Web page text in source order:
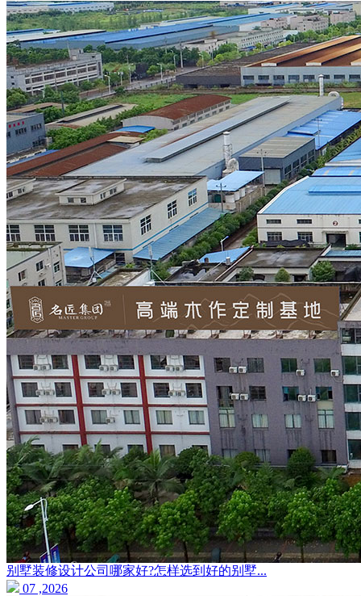
别墅装修设计公司哪家好?怎样选到好的别墅...
07 ,2026